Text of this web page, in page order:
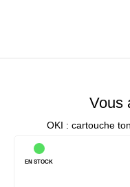
Vous
OKI : cartouche
EN STOCK